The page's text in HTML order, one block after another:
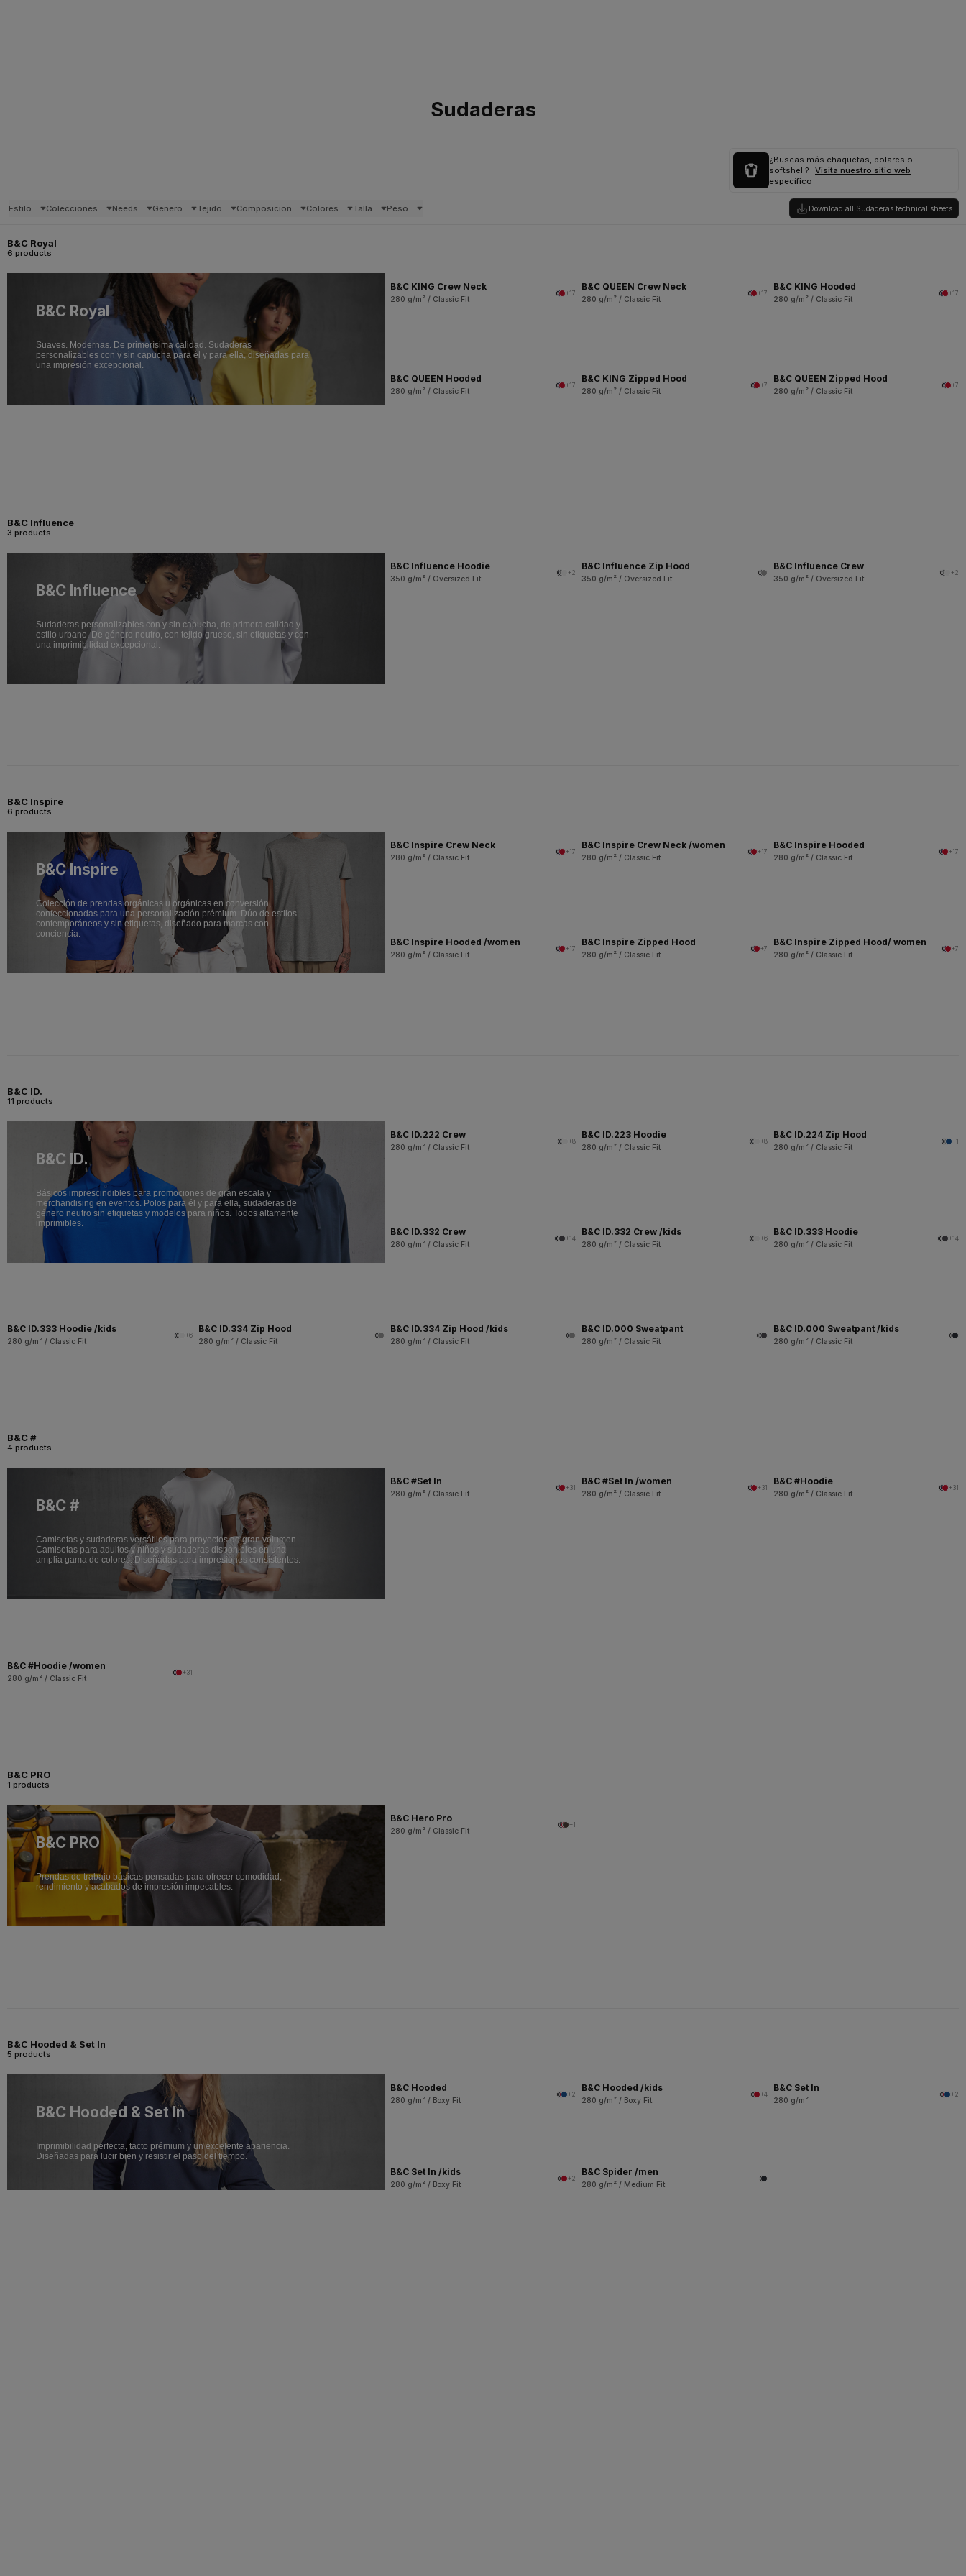
Sudaderas
¿Buscas más chaquetas, polares o
softshell?
Visita nuestro sitio web
específico
Estilo Colecciones Needs Género Tejido Composición Colores Talla Peso Download all Sudaderas technical sheets
B&C Royal
6 products
B&C Royal
Suaves. Modernas. De primerísima calidad. Sudaderas
personalizables con y sin capucha para él y para ella, diseñadas para
una impresión excepcional.
B&C KING Crew Neck
280 g/m² / Classic Fit
+17
B&C QUEEN Crew Neck
280 g/m² / Classic Fit
+17
B&C KING Hooded
280 g/m² / Classic Fit
+17
B&C QUEEN Hooded
280 g/m² / Classic Fit
+17
B&C KING Zipped Hood
280 g/m² / Classic Fit
+7
B&C QUEEN Zipped Hood
280 g/m² / Classic Fit
+7
B&C Influence
3 products
B&C Influence
Sudaderas personalizables con y sin capucha, de primera calidad y
estilo urbano. De género neutro, con tejido grueso, sin etiquetas y con
una imprimibilidad excepcional.
B&C Influence Hoodie
350 g/m² / Oversized Fit
+2
B&C Influence Zip Hood
350 g/m² / Oversized Fit
B&C Influence Crew
350 g/m² / Oversized Fit
+2
B&C Inspire
6 products
B&C Inspire
Colección de prendas orgánicas u orgánicas en conversión,
confeccionadas para una personalización prémium. Dúo de estilos
contemporáneos y sin etiquetas, diseñado para marcas con
conciencia.
B&C Inspire Crew Neck
280 g/m² / Classic Fit
+17
B&C Inspire Crew Neck /women
280 g/m² / Classic Fit
+17
B&C Inspire Hooded
280 g/m² / Classic Fit
+17
B&C Inspire Hooded /women
280 g/m² / Classic Fit
+17
B&C Inspire Zipped Hood
280 g/m² / Classic Fit
+7
B&C Inspire Zipped Hood/ women
280 g/m² / Classic Fit
+7
B&C ID.
11 products
B&C ID.
Básicos imprescindibles para promociones de gran escala y
merchandising en eventos. Polos para él y para ella, sudaderas de
género neutro sin etiquetas y modelos para niños. Todos altamente
imprimibles.
B&C ID.222 Crew
280 g/m² / Classic Fit
+8
B&C ID.223 Hoodie
280 g/m² / Classic Fit
+8
B&C ID.224 Zip Hood
280 g/m² / Classic Fit
+1
B&C ID.332 Crew
280 g/m² / Classic Fit
+14
B&C ID.332 Crew /kids
280 g/m² / Classic Fit
+6
B&C ID.333 Hoodie
280 g/m² / Classic Fit
+14
B&C ID.333 Hoodie /kids
280 g/m² / Classic Fit
+6
B&C ID.334 Zip Hood
280 g/m² / Classic Fit
B&C ID.334 Zip Hood /kids
280 g/m² / Classic Fit
B&C ID.000 Sweatpant
280 g/m² / Classic Fit
B&C ID.000 Sweatpant /kids
280 g/m² / Classic Fit
B&C #
4 products
B&C #
Camisetas y sudaderas versátiles para proyectos de gran volumen.
Camisetas para adultos y niños y sudaderas disponibles en una
amplia gama de colores. Diseñadas para impresiones consistentes.
B&C #Set In
280 g/m² / Classic Fit
+31
B&C #Set In /women
280 g/m² / Classic Fit
+31
B&C #Hoodie
280 g/m² / Classic Fit
+31
B&C #Hoodie /women
280 g/m² / Classic Fit
+31
B&C PRO
1 products
B&C PRO
Prendas de trabajo básicas pensadas para ofrecer comodidad,
rendimiento y acabados de impresión impecables.
B&C Hero Pro
280 g/m² / Classic Fit
+1
B&C Hooded & Set In
5 products
B&C Hooded & Set In
Imprimibilidad perfecta, tacto prémium y un excelente apariencia.
Diseñadas para lucir bien y resistir el paso del tiempo.
B&C Hooded
280 g/m² / Boxy Fit
+2
B&C Hooded /kids
280 g/m² / Boxy Fit
+4
B&C Set In
280 g/m²
+2
B&C Set In /kids
280 g/m² / Boxy Fit
+2
B&C Spider /men
280 g/m² / Medium Fit